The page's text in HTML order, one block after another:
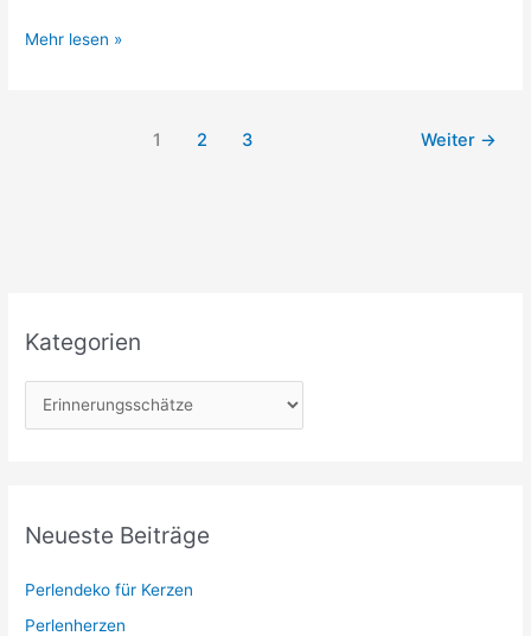
Glasflasche
Mehr lesen »
1 2 3 Weiter →
Kategorien
a
g
r
i
Neueste Beiträge
Perlendeko für Kerzen
Perlenherzen